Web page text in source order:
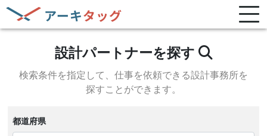
設計パートナーを探す
検索条件を指定して、 仕事を依頼できる設計事務所を
探すことができます。
都道府県